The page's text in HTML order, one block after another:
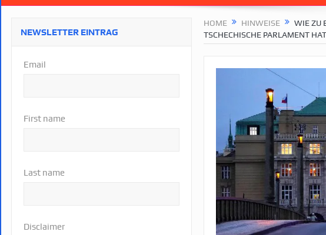
HOME HINWEISE
WIE ZU
TSCHECHISCHE PARLAMENT HAT
NEWSLETTER EINTRAG
Email
First name
Last name
Disclaimer